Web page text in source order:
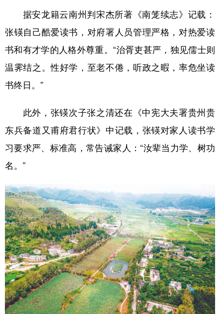
据安龙籍云南州判宋杰所著《南笼续志》记载：
张锳自己酷爱读书，对府署人员管理严格，对热爱读
书和有才学的人格外尊重。“治胥吏甚严，独见儒士则
温霁结之。性好学，至老不倦，听政之暇，率危坐读
书终日。”
此外，张锳次子张之清还在《中宪大夫署贵州贵
东兵备道又甫府君行状》中记载，张锳对家人读书学
习要求严、标准高，常告诫家人：“汝辈当力学、树功
名。”